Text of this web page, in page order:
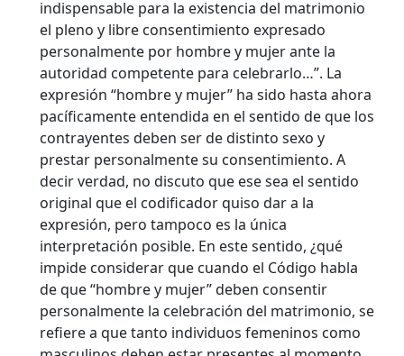
indispensable para la existencia del matrimonio
el pleno y libre consentimiento expresado
personalmente por hombre y mujer ante la
autoridad competente para celebrarlo…”. La
expresión “hombre y mujer” ha sido hasta ahora
pacíficamente entendida en el sentido de que los
contrayentes deben ser de distinto sexo y
prestar personalmente su consentimiento. A
decir verdad, no discuto que ese sea el sentido
original que el codificador quiso dar a la
expresión, pero tampoco es la única
interpretación posible. En este sentido, ¿qué
impide considerar que cuando el Código habla
de que “hombre y mujer” deben consentir
personalmente la celebración del matrimonio, se
refiere a que tanto individuos femeninos como